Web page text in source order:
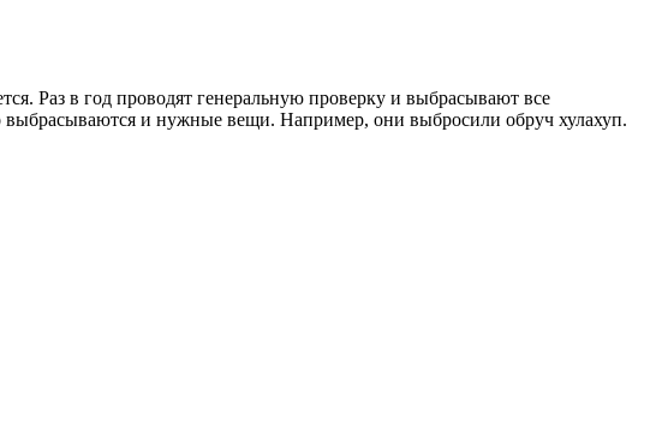
Раз в год проводят генеральную проверку и выбрасывают все
выбрасываются и нужные вещи. Например, они выбросили обруч хулахуп.